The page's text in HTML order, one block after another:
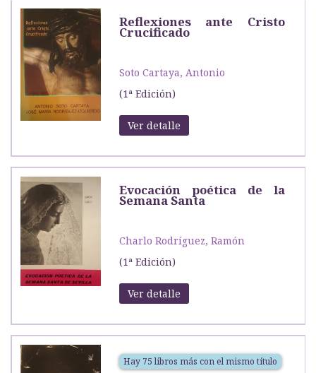
Reflexiones ante Cristo
Crucificado
Soto Cartaya, Antonio
(1ª Edición)
Ver detalle
Evocación poética de la
Semana Santa
Charlo Rodríguez, Ramón
(1ª Edición)
Ver detalle
Hay 75 libros más con el mismo título